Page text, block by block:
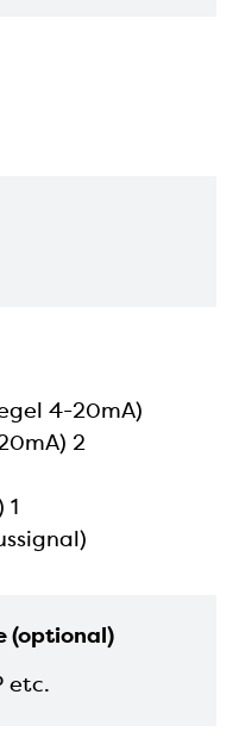
4-20mA)
2
(optional)
etc.